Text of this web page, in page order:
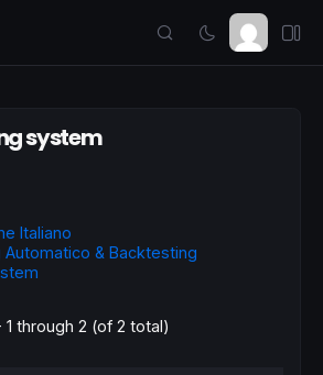
system
Italiano
Automatico & Backtesting
through 2 (of 2 total)